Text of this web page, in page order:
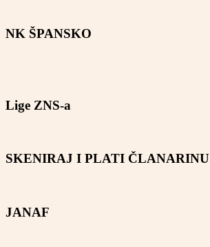
NK ŠPANSKO
Lige ZNS-a
SKENIRAJ I PLATI ČLANARINU
JANAF